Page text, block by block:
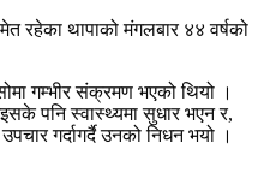
रहेका थापाको मंगलबार ४४ वर्षको
गम्भीर संक्रमण भएको थियो ।
पनि स्वास्थ्यमा सुधार भएन र,
गर्दागर्दै उनको निधन भयो ।